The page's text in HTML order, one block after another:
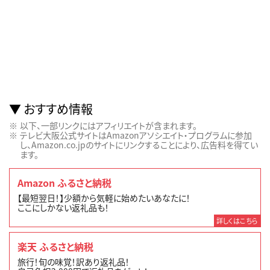
おすすめ情報
以下、一部リンクにはアフィリエイトが含まれます。
テレビ大阪公式サイトはAmazonアソシエイト・プログラムに参加
し、Amazon.co.jpのサイトにリンクすることにより、広告料を得てい
ます。
Amazon ふるさと納税
【最短翌日！】少額から気軽に始めたいあなたに！
ここにしかない返礼品も！
詳しくはこちら
楽天 ふるさと納税
旅行！旬の味覚！訳あり返礼品！